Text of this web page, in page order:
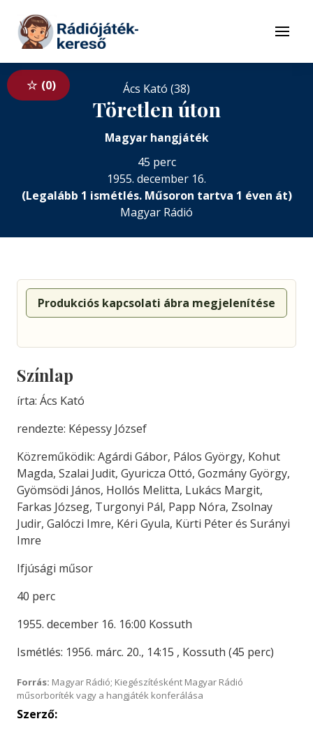
Tovább a tartalomhoz
Menü
0 Ács Kató (38)
Töretlen úton
Magyar hangjáték
45 perc
1955. december 16.
(Legalább 1 ismétlés. Műsoron tartva 1 éven át)
Magyar Rádió
Produkciós kapcsolati ábra megjelenítése
Színlap
írta: Ács Kató
rendezte: Képessy József
Közreműködik: Agárdi Gábor, Pálos György, Kohut
Magda, Szalai Judit, Gyuricza Ottó, Gozmány György,
Gyömsödi János, Hollós Melitta, Lukács Margit,
Farkas Józseg, Turgonyi Pál, Papp Nóra, Zsolnay
Judir, Galóczi Imre, Kéri Gyula, Kürti Péter és Surányi
Imre
Ifjúsági műsor
40 perc
1955. december 16. 16:00 Kossuth
Ismétlés: 1956. márc. 20., 14:15 , Kossuth (45 perc)
Forrás: Magyar Rádió; Kiegészítésként Magyar Rádió
műsorboríték vagy a hangjáték konferálása
Szerző: